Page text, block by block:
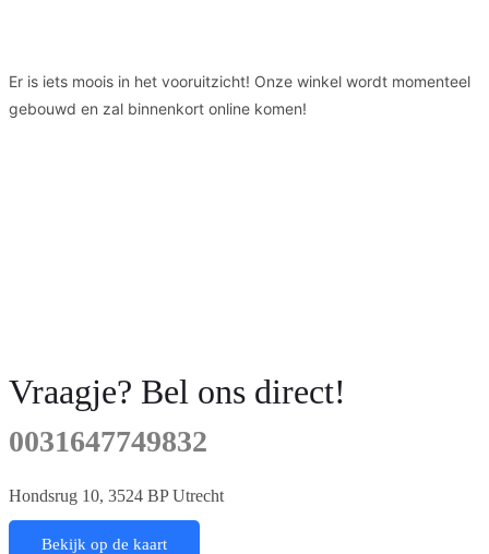
Er is iets moois in het vooruitzicht! Onze winkel wordt momenteel
gebouwd en zal binnenkort online komen!
Vraagje? Bel ons direct!
0031647749832
Hondsrug 10, 3524 BP Utrecht
Bekijk op de kaart